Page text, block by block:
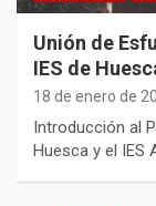
Unión de
IES de
18 de enero de
Introducción al
Huesca y el IES